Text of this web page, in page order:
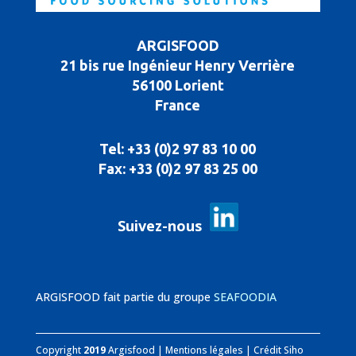
ARGISFOOD
21 bis rue Ingénieur Henry Verrière
56100 Lorient
France
Tel: +33 (0)2 97 83 10 00
Fax: +33 (0)2 97 83 25 00
Suivez-nous
ARGISFOOD fait partie du groupe SEAFOODIA
Copyright 2019Argisfood | Mentions légales | Crédit Siho